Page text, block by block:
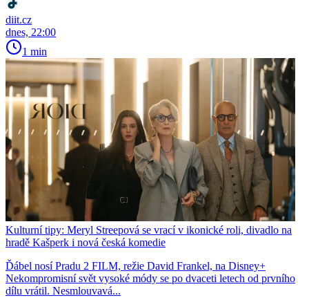
diit.cz
dnes, 22:00
1 min
Kulturní tipy: Meryl Streepová se vrací v ikonické roli, divadlo na
hradě Kašperk i nová česká komedie
Ďábel nosí Pradu 2 FILM, režie David Frankel, na Disney+
Nekompromisní svět vysoké módy se po dvaceti letech od prvního
dílu vrátil. Nesmlouvavá...